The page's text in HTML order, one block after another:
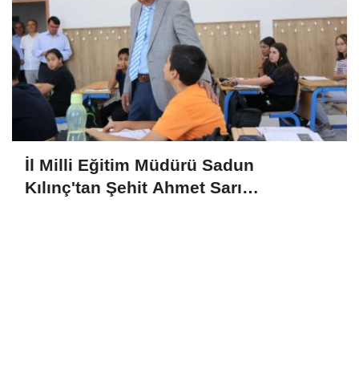
İl Milli Eğitim Müdürü Sadun
Kılınç'tan Şehit Ahmet Sarı